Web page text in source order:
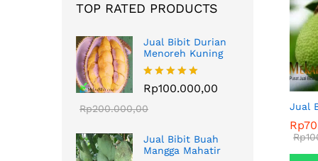
Jual
Rp
Rp
Rp
Rp
TOP RATED PRODUCTS
Jual Bibit Durian
Menoreh Kuning
Dinilai 5.00
dari 5
Rp100.000,00
Rp200.000,00
Jual Bibit Buah
Mangga Mahatir